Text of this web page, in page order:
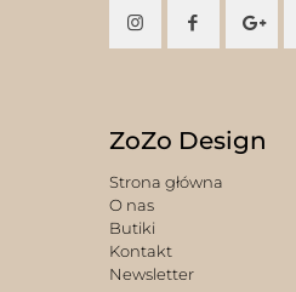
ZoZo Design
Strona główna
O nas
Butiki
Kontakt
Newsletter